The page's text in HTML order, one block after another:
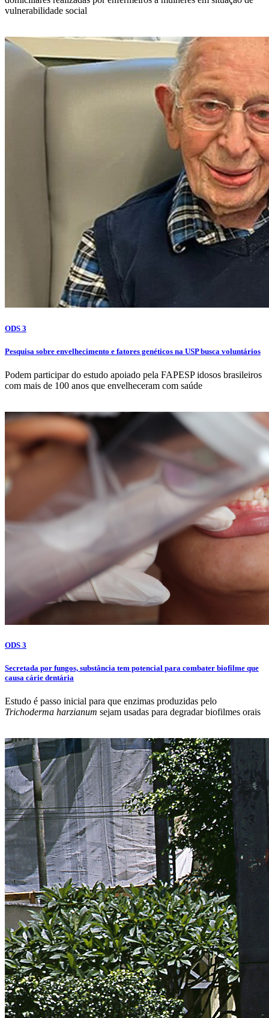
vulnerabilidade social
ODS 3
Pesquisa sobre envelhecimento e fatores genéticos na USP busca voluntários
Podem participar do estudo apoiado pela FAPESP idosos brasileiros
com mais de 100 anos que envelheceram com saúde
ODS 3
Secretada por fungos, substância tem potencial para combater biofilme que
causa cárie dentária
Estudo é passo inicial para que enzimas produzidas pelo
Trichoderma harzianum sejam usadas para degradar biofilmes orais